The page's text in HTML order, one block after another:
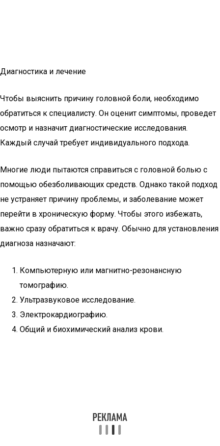
Диагностика и лечение
Чтобы выяснить причину головной боли, необходимо
обратиться к специалисту. Он оценит симптомы, проведет
осмотр и назначит диагностические исследования.
Каждый случай требует индивидуального подхода.
Многие люди пытаются справиться с головной болью с
помощью обезболивающих средств. Однако такой подход
не устраняет причину проблемы, и заболевание может
перейти в хроническую форму. Чтобы этого избежать,
важно сразу обратиться к врачу. Обычно для установления
диагноза назначают:
Компьютерную или магнитно-резонансную
томографию.
Ультразвуковое исследование.
Электрокардиографию.
Общий и биохимический анализ крови.